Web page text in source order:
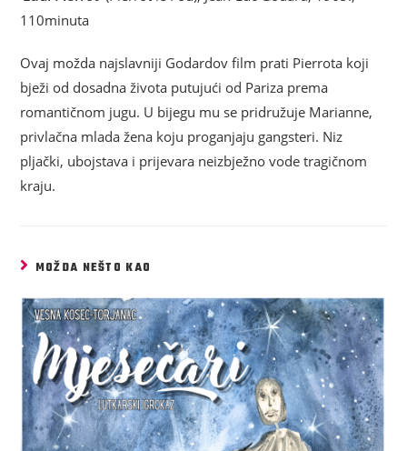
110minuta
Ovaj možda najslavniji Godardov film prati Pierrota koji
bježi od dosadna života putujući od Pariza prema
romantičnom jugu. U bijegu mu se pridružuje Marianne,
privlačna mlada žena koju proganjaju gangsteri. Niz
pljački, ubojstava i prijevara neizbježno vode tragičnom
kraju.
MOŽDA NEŠTO KAO